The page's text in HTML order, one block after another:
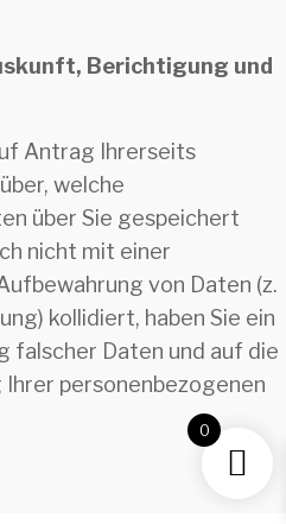
Berichtigung und
Antrag Ihrerseits
welche
über Sie gespeichert
nicht mit einer
von Daten (z.
kollidiert, haben Sie ein
falscher Daten und auf die
personenbezogenen
0